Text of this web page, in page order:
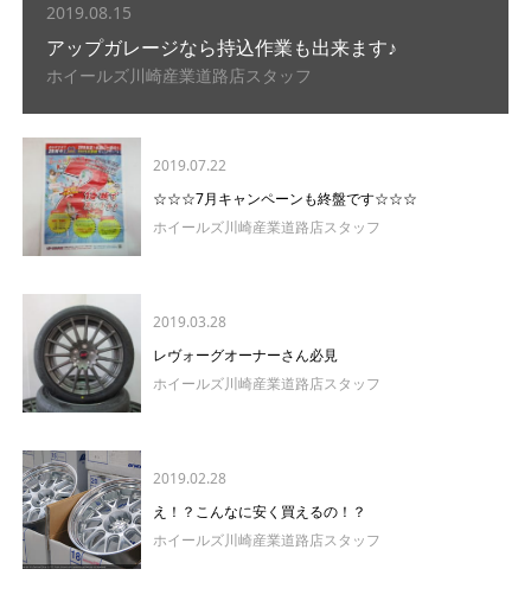
2019.08.15
アップガレージなら持込作業も出来ます♪
ホイールズ川崎産業道路店スタッフ
2019.07.22
☆☆☆7月キャンペーンも終盤です☆☆☆
ホイールズ川崎産業道路店スタッフ
2019.03.28
レヴォーグオーナーさん必見
ホイールズ川崎産業道路店スタッフ
2019.02.28
え！？こんなに安く買えるの！？
ホイールズ川崎産業道路店スタッフ